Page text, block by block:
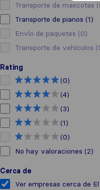
Transporte de mascotas
Transporte de pianos (1)
Envío de paquetes (0)
Transporte de vehículos
Rating
(0)
(4)
(3)
(1)
(0)
No hay valoraciones (2)
Cerca de
Ver empresas cerca de